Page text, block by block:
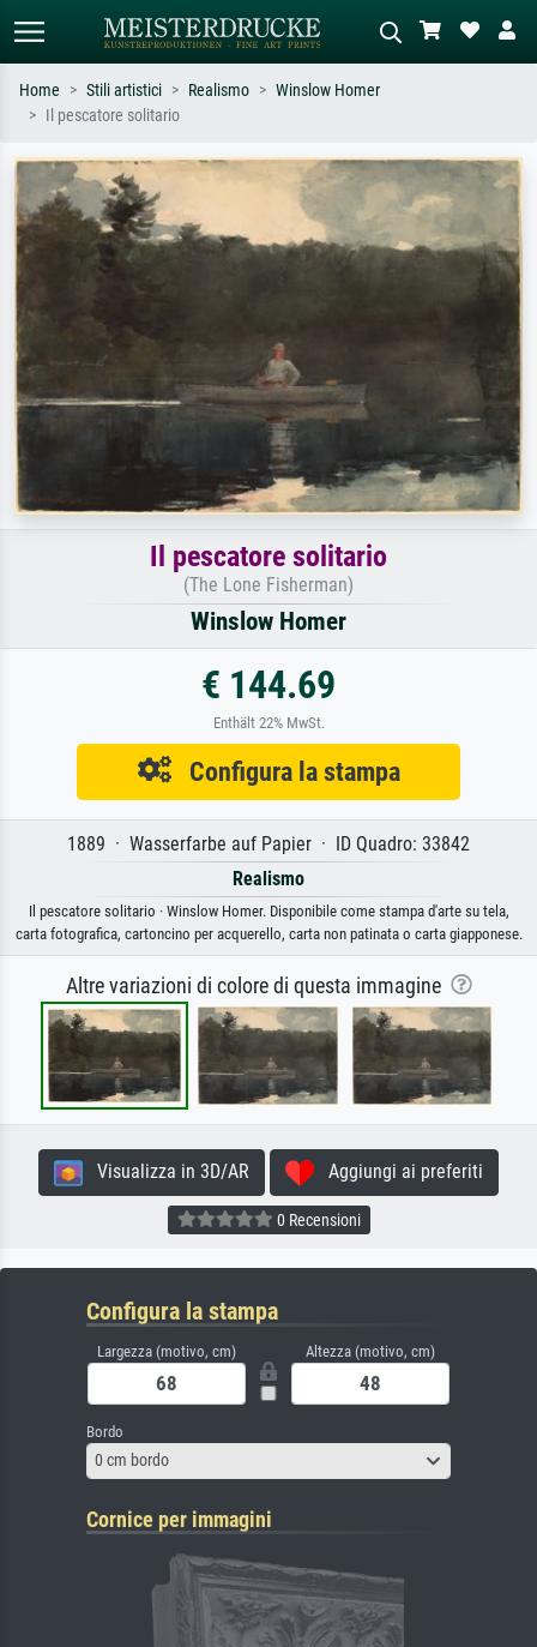
Cerca per artista, titolo o stile – es.
Monet, Notte stellata,
Impressionismo, onda di Hokusai,
nudo.
Descrivi la scena – es. prato verde,
astratto con molto rosso, dipinto a
olio scuro, nudo in piedi vicino a un
albero.
Home Stili artistici Realismo
Winslow Homer
Il pescatore solitario
Il pescatore solitario
(The Lone Fisherman)
Winslow Homer
€ 144.69
Enthält 22% MwSt.
Configura la stampa
1889 · Wasserfarbe auf Papier · ID Quadro: 33842
Realismo
Il pescatore solitario · Winslow Homer. Disponibile come stampa d'arte su tela,
carta fotografica, cartoncino per acquerello, carta non patinata o carta giapponese.
Altre variazioni di colore di questa immagine
Visualizza in 3D/AR Aggiungi ai preferiti
0 Recensioni
Configura la stampa
Largezza (motivo, cm) Altezza (motivo, cm)
Bordo
0 cm bordo
Cornice per immagini